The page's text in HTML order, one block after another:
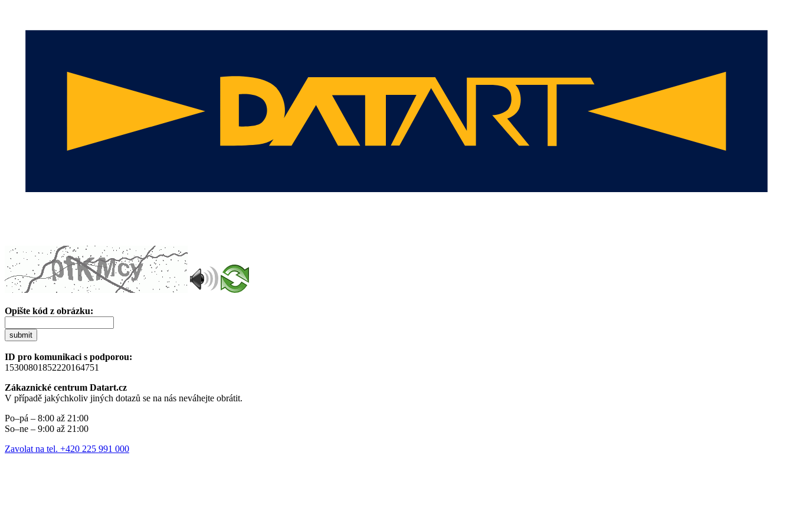
Opište kód z obrázku:
submit
ID pro komunikaci s podporou:
15300801852220164751
Zákaznické centrum Datart.cz
V případě jakýchkoliv jiných dotazů se na nás neváhejte obrátit.
Po–pá – 8:00 až 21:00
So–ne – 9:00 až 21:00
Zavolat na tel. +420 225 991 000